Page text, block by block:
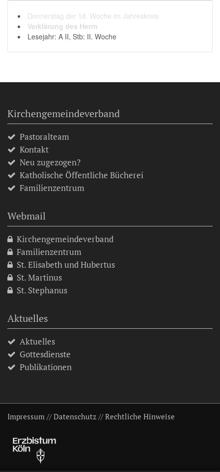
Donnerstag der 18. Woche im Jahreskreis
Verklärung des Herrn
Lesejahr: A II, Stb: II. Woche
Kirchengemeindeverband
Pastoralteam
Kontakt
Neu zugezogen?
Katholische Öffentliche Bücherei
Familienzentrum
Webmail
Kirchengemeindeverband
Familienzentrum
St. Elisabeth und Hubertus
St. Martinus
St. Stephanus
Aktuelles
Aktuelles
Gottesdienste
Publikationen
Impressum //Datenschutz //Rechtliche Hinweise